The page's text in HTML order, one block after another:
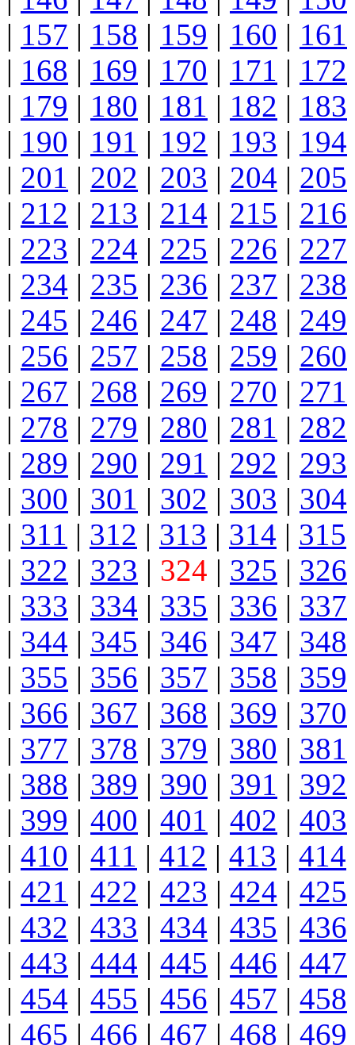
| 157 | 158 | 159 | 160 | 161
| 168 | 169 | 170 | 171 | 172
| 179 | 180 | 181 | 182 | 183
| 190 | 191 | 192 | 193 | 194
| 201 | 202 | 203 | 204 | 205
| 212 | 213 | 214 | 215 | 216
| 223 | 224 | 225 | 226 | 227
| 234 | 235 | 236 | 237 | 238
| 245 | 246 | 247 | 248 | 249
| 256 | 257 | 258 | 259 | 260
| 267 | 268 | 269 | 270 | 271
| 278 | 279 | 280 | 281 | 282
| 289 | 290 | 291 | 292 | 293
| 300 | 301 | 302 | 303 | 304
| 311 | 312 | 313 | 314 | 315
| 322 | 323 | 324 | 325 | 326
| 333 | 334 | 335 | 336 | 337
| 344 | 345 | 346 | 347 | 348
| 355 | 356 | 357 | 358 | 359
| 366 | 367 | 368 | 369 | 370
| 377 | 378 | 379 | 380 | 381
| 388 | 389 | 390 | 391 | 392
| 399 | 400 | 401 | 402 | 403
| 410 | 411 | 412 | 413 | 414
| 421 | 422 | 423 | 424 | 425
| 432 | 433 | 434 | 435 | 436
| 443 | 444 | 445 | 446 | 447
| 454 | 455 | 456 | 457 | 458
| 465 | 466 | 467 | 468 | 469